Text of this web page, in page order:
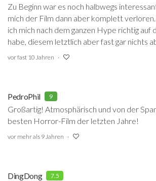
Zu Beginn war es noch halbwegs
mich der Film dann aber komplett verloren.
ich mich nach dem ganzen Hype richtig auf
habe, diesem letztlich aber fast gar nichts
vor fast 10 Jahren
PedroPhil 9
Großartig! Atmosphärisch und von der
besten Horror-Film der letzten Jahre!
vor mehr als 9 Jahren
DingDong 7.5